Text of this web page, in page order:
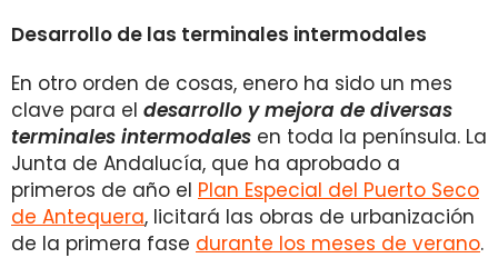
Desarrollo de las terminales intermodales
En otro orden de cosas, enero ha sido un mes
clave para el desarrollo y mejora de diversas
terminales intermodales en toda la península. La
Junta de Andalucía, que ha aprobado a
primeros de año el Plan Especial del Puerto Seco
de Antequera, licitará las obras de urbanización
de la primera fase durante los meses de verano.